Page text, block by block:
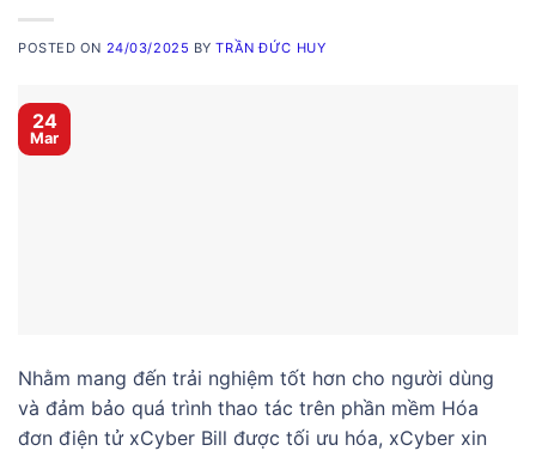
POSTED ON 24/03/2025 BYTRẦN ĐỨC HUY
24
Mar
Nhằm mang đến trải nghiệm tốt hơn cho người dùng
và đảm bảo quá trình thao tác trên phần mềm Hóa
đơn điện tử xCyber Bill được tối ưu hóa, xCyber xin